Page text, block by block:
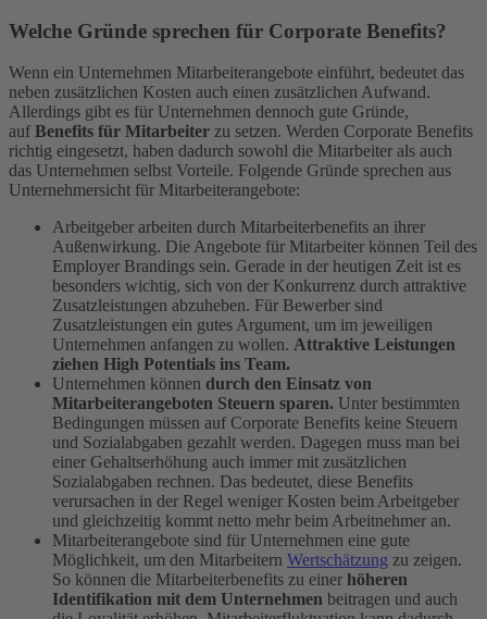
Welche Gründe sprechen für Corporate Benefits?
Wenn ein Unternehmen Mitarbeiterangebote einführt, bedeutet das
neben zusätzlichen Kosten auch einen zusätzlichen Aufwand.
Allerdings gibt es für Unternehmen dennoch gute Gründe,
auf Benefits für Mitarbeiter zu setzen. Werden Corporate Benefits
richtig eingesetzt, haben dadurch sowohl die Mitarbeiter als auch
das Unternehmen selbst Vorteile. Folgende Gründe sprechen aus
Unternehmersicht für Mitarbeiterangebote:
Arbeitgeber arbeiten durch Mitarbeiterbenefits an ihrer
Außenwirkung. Die Angebote für Mitarbeiter können Teil des
Employer Brandings sein. Gerade in der heutigen Zeit ist es
besonders wichtig, sich von der Konkurrenz durch attraktive
Zusatzleistungen abzuheben. Für Bewerber sind
Zusatzleistungen ein gutes Argument, um im jeweiligen
Unternehmen anfangen zu wollen. Attraktive Leistungen
ziehen High Potentials ins Team.
Unternehmen können durch den Einsatz von
Mitarbeiterangeboten Steuern sparen. Unter bestimmten
Bedingungen müssen auf Corporate Benefits keine Steuern
und Sozialabgaben gezahlt werden. Dagegen muss man bei
einer Gehaltserhöhung auch immer mit zusätzlichen
Sozialabgaben rechnen. Das bedeutet, diese Benefits
verursachen in der Regel weniger Kosten beim Arbeitgeber
und gleichzeitig kommt netto mehr beim Arbeitnehmer an.
Mitarbeiterangebote sind für Unternehmen eine gute
Möglichkeit, um den Mitarbeitern Wertschätzung zu zeigen.
So können die Mitarbeiterbenefits zu einer höheren
Identifikation mit dem Unternehmen beitragen und auch